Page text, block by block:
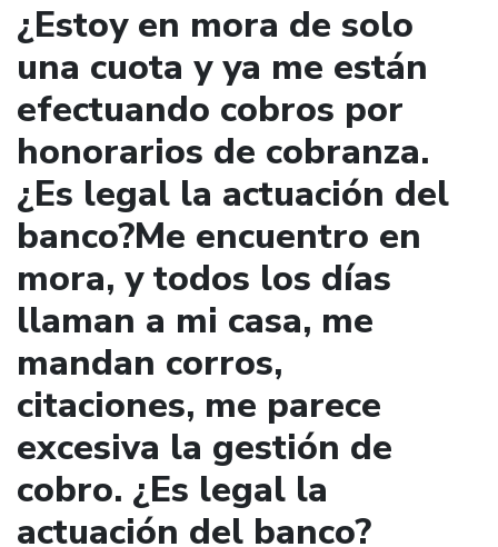
¿Estoy en mora de solo
una cuota y ya me están
efectuando cobros por
honorarios de cobranza.
¿Es legal la actuación del
banco?Me encuentro en
mora, y todos los días
llaman a mi casa, me
mandan corros,
citaciones, me parece
excesiva la gestión de
cobro. ¿Es legal la
actuación del banco?